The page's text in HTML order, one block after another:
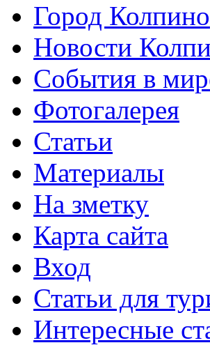
Город Колпино
Новости
События в
Фотогалерея
Статьи
Материалы
На зметку
Карта сайта
Вход
Статьи для
Интересные